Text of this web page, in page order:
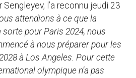
Sengleyev, l’a reconnu jeudi 23
attendions à ce que la
pour Paris 2024, nous
à nous préparer pour les
à Los Angeles. Pour cette
olympique n’a pas